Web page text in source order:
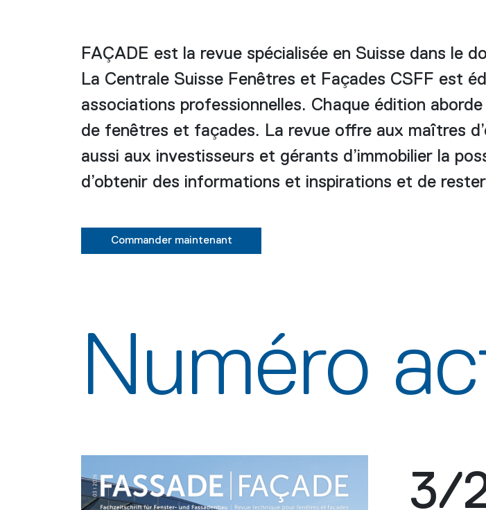
FAÇADE est la revue spécialisée en Suisse dans le
La Centrale Suisse Fenêtres et Façades CSFF est
associations professionnelles. Chaque édition
de fenêtres et façades. La revue offre aux maîtres
aussi aux investisseurs et gérants d’immobilier la
d’obtenir des informations et inspirations et de
Commander maintenant
Numéro
3/